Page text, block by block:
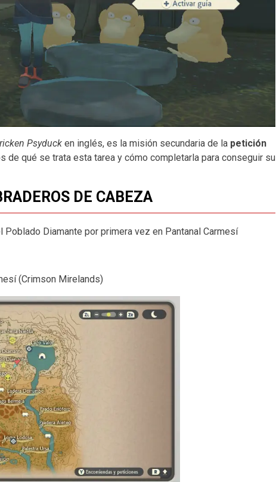
Psyduck en inglés, es la misión secundaria de la petición
de qué se trata esta tarea y cómo completarla para conseguir su
DE CABEZA
Diamante por primera vez en Pantanal Carmesí
(Crimson Mirelands)